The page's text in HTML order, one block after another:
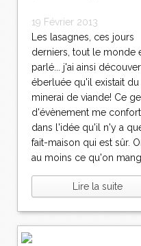
19 Février 2013
Les lasagnes, ces jours
derniers, tout le monde
parlé... j'ai ainsi
éberluée qu'il existait du
minerai de viande! Ce
d'évènement me
dans l'idée qu'il n'y a
fait-maison qui est sûr.
au moins ce qu'on
Lire la suite